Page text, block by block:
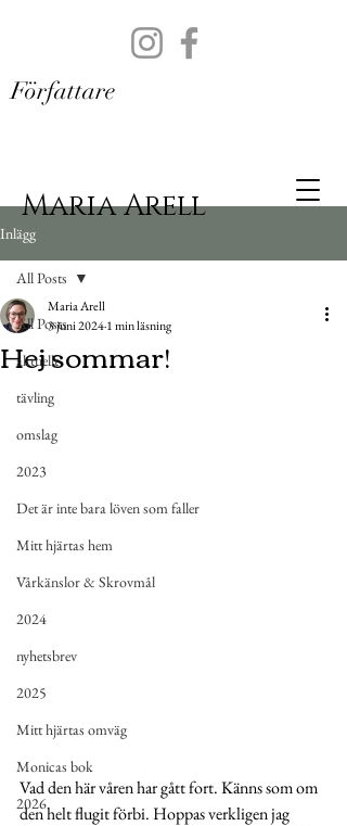
Maria Arell
Författare
Inlägg
All Posts
aktuellt
tävling
omslag
2023
Det är inte bara löven som faller
Mitt hjärtas hem
Vårkänslor & Skrovmål
2024
nyhetsbrev
2025
Mitt hjärtas omväg
Monicas bok
2026
All Posts
Hej sommar!
Maria Arell
3 juni 20241 min läsning
Vad den här våren har gått fort. Känns som om
den helt flugit förbi. Hoppas verkligen jag